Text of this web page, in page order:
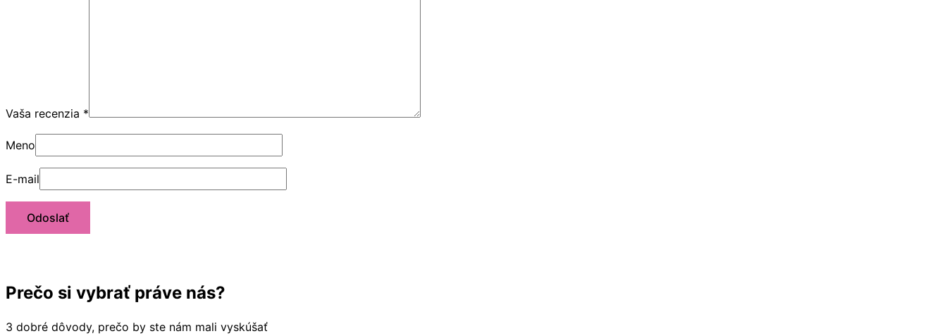
Vaša recenzia *
Meno
E-mail
Prečo si vybrať práve nás?
3 dobré dôvody, prečo by ste nám mali vyskúšať